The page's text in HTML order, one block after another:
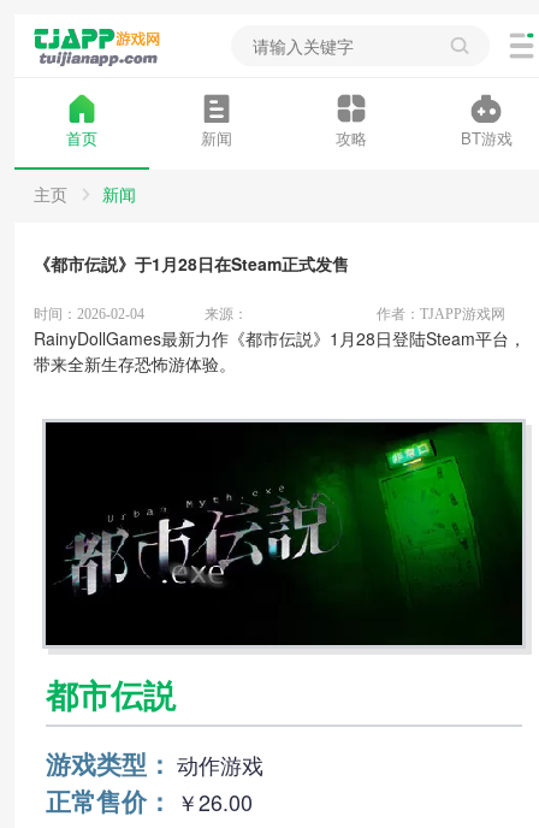
首页 新闻 攻略 BT游戏
主页 新闻
《都市伝説》于1月28日在Steam正式发售
时间：2026-02-04 来源： 作者：TJAPP游戏网
RainyDollGames最新力作《都市伝説》1月28日登陆Steam平台，
带来全新生存恐怖游体验。
都市伝説
游戏类型： 动作‎游戏
正常售价： ￥26.00